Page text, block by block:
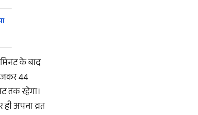
के बाद
44
तक रहेगा।
अपना व्रत